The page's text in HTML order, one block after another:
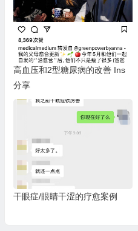
高血压和2型糖尿病的改善 Ins
分享
干眼症/眼睛干涩的疗愈案例